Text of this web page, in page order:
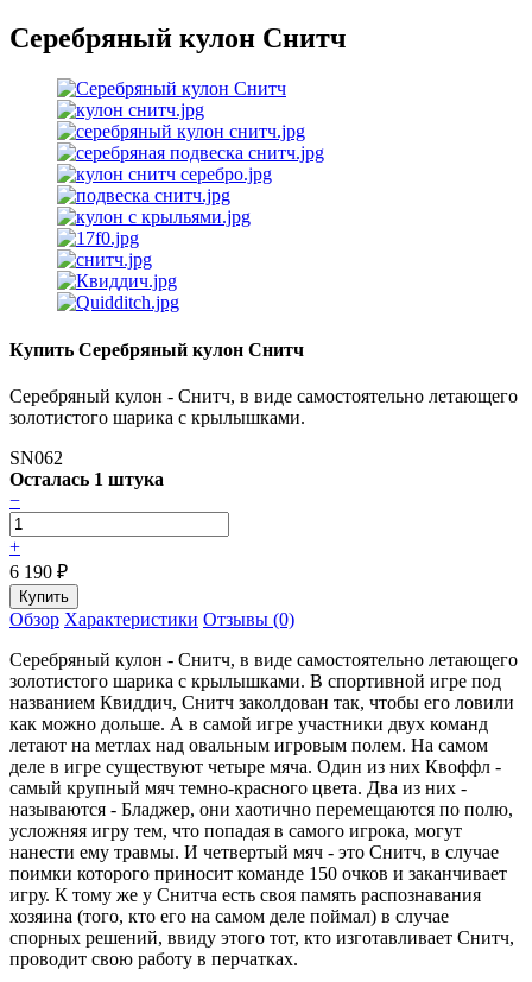
Серебряный кулон Снитч
Купить Серебряный кулон Снитч
Серебряный кулон - Снитч, в виде самостоятельно летающего
золотистого шарика с крылышками.
SN062
Осталась 1 штука
−
+
6 190 ₽
Обзор Характеристики Отзывы (0)
Серебряный кулон - Снитч, в виде самостоятельно летающего
золотистого шарика с крылышками. В спортивной игре под
названием Квиддич, Снитч заколдован так, чтобы его ловили
как можно дольше. А в самой игре участники двух команд
летают на метлах над овальным игровым полем. На самом
деле в игре существуют четыре мяча. Один из них Квоффл -
самый крупный мяч темно-красного цвета. Два из них -
называются - Бладжер, они хаотично перемещаются по полю,
усложняя игру тем, что попадая в самого игрока, могут
нанести ему травмы. И четвертый мяч - это Снитч, в случае
поимки которого приносит команде 150 очков и заканчивает
игру. К тому же у Снитча есть своя память распознавания
хозяина (того, кто его на самом деле поймал) в случае
спорных решений, ввиду этого тот, кто изготавливает Снитч,
проводит свою работу в перчатках.